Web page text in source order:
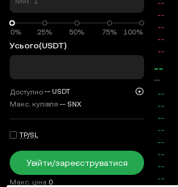
0% 25% 50% 75% 100%
0%
Усього(USDT)
Доступно-- USDT
Макс. купівля -- SNX
TP/SL
Увійти/зареєструватися
Макс. ціна 0
--
--